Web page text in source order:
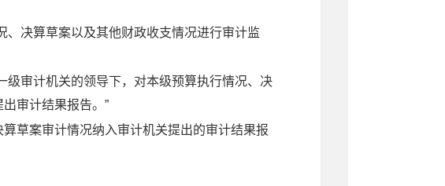
决算草案以及其他财政收支情况进行审计监
审计机关的领导下，对本级预算执行情况、 决
审计结果报告。 ”
草案审计情况纳入审计机关提出的审计结果报